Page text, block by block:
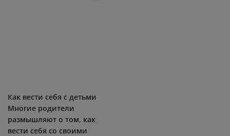
Как вести себя с детьми
Многие родители
размышляют о том, как
вести себя со своими